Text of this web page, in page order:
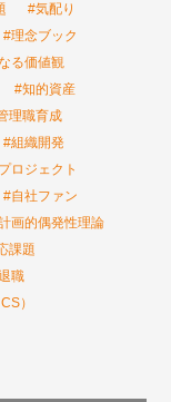
#気配り
#理念ブック
る価値観
#知的資産
理職育成
#組織開発
ロジェクト
#自社ファン
画的偶発性理論
課題
職
）